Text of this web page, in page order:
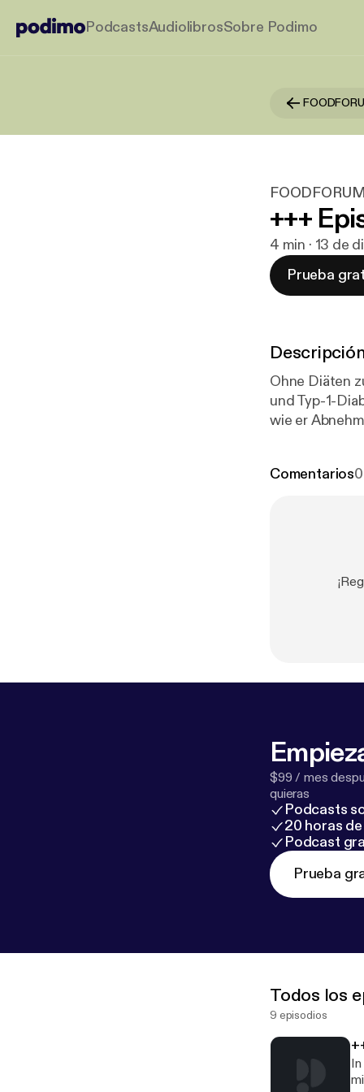
PodcastsAudiolibrosSobre Podimo
+++
4 min · 13 de
Prueba
Ohne Diäten
und Typ-1-
wie er
Comentarios0
$99 / mes
quieras
Podcasts
20 horas
Podcast
Prueba
Todos los
9 episodios